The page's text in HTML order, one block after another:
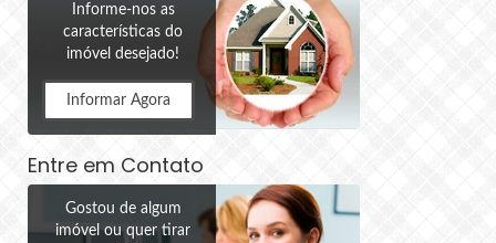
Informe-nos as
características do
imóvel desejado!
Informar Agora
Entre em Contato
Gostou de algum
imóvel ou quer tirar